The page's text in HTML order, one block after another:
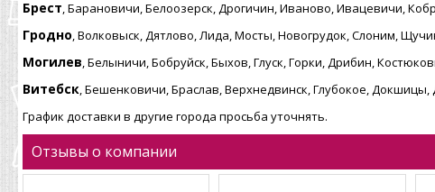
Брест, Барановичи, Белоозерск, Дрогичин, Иваново, Ивацевичи,
Гродно, Волковыск, Дятлово, Лида, Мосты, Новогрудок, Слоним,
Могилев, Белыничи, Бобруйск, Быхов, Глуск, Горки, Дрибин,
Витебск, Бешенковичи, Браслав, Верхнедвинск, Глубокое,
График доставки в другие города просьба уточнять.
Отзывы о компании